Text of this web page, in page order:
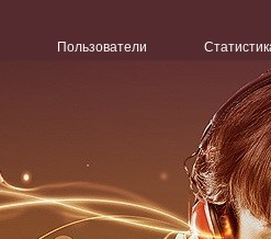
Пользователи